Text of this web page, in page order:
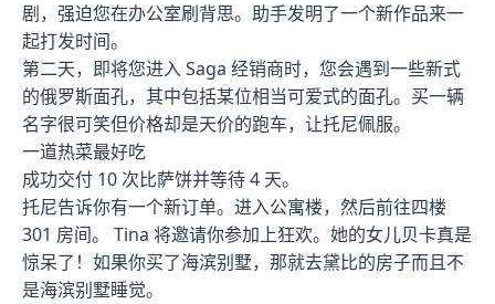
剧，强迫您在办公室刷背思。助手发明了一个新作品来一
起打发时间。
第二天，即将您进入 Saga 经销商时，您会遇到一些新式
的俄罗斯面孔，其中包括某位相当可爱式的面孔。买一辆
名字很可笑但价格却是天价的跑车，让托尼佩服。
一道热菜最好吃
成功交付 10 次比萨饼并等待 4 天。
托尼告诉你有一个新订单。进入公寓楼，然后前往四楼
301 房间。 Tina 将邀请你参加上狂欢。她的女儿贝卡真是
惊呆了！如果你买了海滨别墅，那就去黛比的房子而且不
是海滨别墅睡觉。